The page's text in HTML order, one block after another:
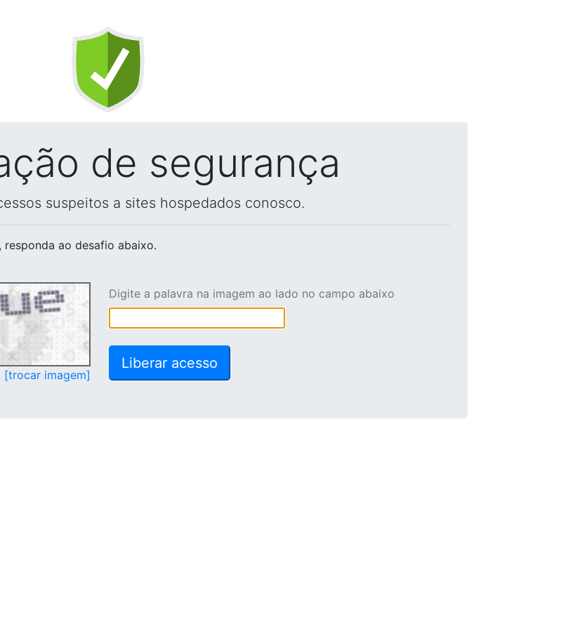
de segurança
suspeitos a sites hospedados conosco.
, responda ao desafio abaixo.
[trocar imagem]
Digite a palavra na imagem ao lado no campo abaixo